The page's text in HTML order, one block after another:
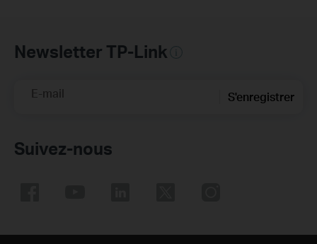
Newsletter TP-Link
E-mail S'enregistrer
Suivez-nous